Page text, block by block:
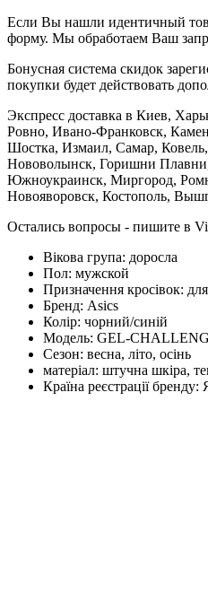
Если Вы нашли идентичный
форму. Мы обработаем Ваш
Бонусная система скидок
покупки будет действовать
Экспресс доставка в Киев,
Ровно, Ивано-Франковск,
Шостка, Измаил, Самар,
Нововолынск, Горишни
Южноукраинск, Миргород,
Новояворовск, Костополь,
Остались вопросы - пишите в
Вікова група: доросла
Пол: мужской
Призначення кросівок:
Бренд: Asics
Колір: чорний/синій
Модель: GEL-
Сезон: весна, літо, осінь
матеріал: штучна шкіра,
Країна реєстрації бренду: